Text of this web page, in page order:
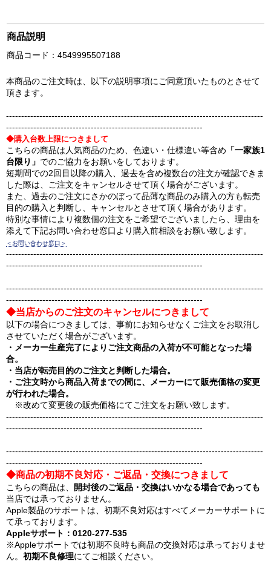
商品説明
商品コード：4549995507188
本商品のご注文時は、以下の説明事項にご同意頂いたものとさせて
頂きます。
-------------------------------------------------------------------------------------
-----------------------------------------------------------------
◆購入台数上限につきまして
こちらの商品は人気商品のため、色違い・仕様違い等含め 「一家族1
台限り」 でのご協力をお願いをしております。
短期間での2回目以降の購入、過去を含め複数台の注文が確認できま
した際は、ご注文をキャンセルさせて頂く場合がございます。
また、過去のご注文にさかのぼって品薄な商品のみ購入の方も転売
目的の購入と判断し、キャンセルとさせて頂く場合があります。
特別な事情により複数個の注文をご希望でございましたら、理由を
添えて下記お問い合わせ窓口より購入前相談をお願い致します。
＜お問い合わせ窓口＞
-------------------------------------------------------------------------------------
-----------------------------------------------------------------
-------------------------------------------------------------------------------------
-----------------------------------------------------------------
◆当店からのご注文のキャンセルにつきまして
以下の場合につきましては、事前にお知らせなくご注文をお取消し
させていただく場合がございます。
・メーカー生産完了によりご注文商品の入荷が不可能となった場
合。
・当店が転売目的のご注文と判断した場合。
・ご注文時から商品入荷までの間に、メーカーにて販売価格の変更
が行われた場合。
※改めて変更後の販売価格にてご注文をお願い致します。
-------------------------------------------------------------------------------------
-----------------------------------------------------------------
-------------------------------------------------------------------------------------
-----------------------------------------------------------------
◆商品の初期不良対応・ご返品・交換につきまして
こちらの商品は、
開封後のご返品・交換はいかなる場合であっても
当店では承っておりません。
Apple製品のサポートは、初期不良対応はすべてメーカーサポートに
て承っております。
Appleサポート：0120-277-535
※Appleサポートでは初期不良時も商品の交換対応は承っておりませ
ん。 初期不良修理にてご相談ください。